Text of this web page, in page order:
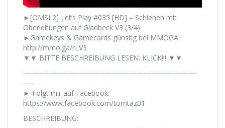
►[OMSI 2] Let’s Play #035 [HD] – Schienen mit
Oberleitungen auf Gladbeck V3 (3/4)
►Gamekeys & Gamecards günstig bei MMOGA:
http://mmo.ga/rLV3
▼▼ BITTE BESCHREIBUNG LESEN: KLICK!!! ▼▼
———————————————————————
—-
► Folgt mir auf Facebook:
https://www.facebook.com/tomtaz01
BESCHREIBUNG: